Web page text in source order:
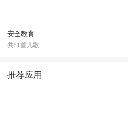
安全教育
共51首儿歌
推荐应用